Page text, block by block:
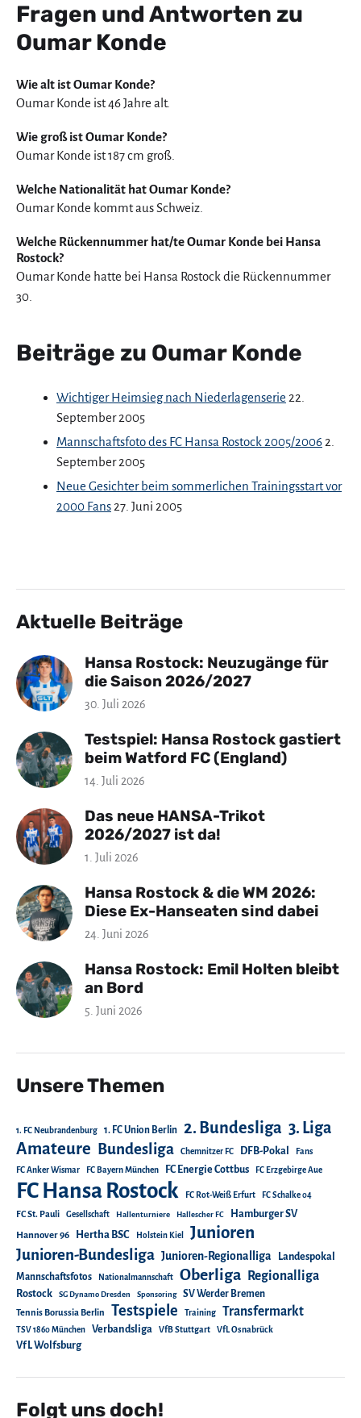
Fragen und Antworten zu
Oumar Konde
Wie alt ist Oumar Konde?
Oumar Konde ist 46 Jahre alt.
Wie groß ist Oumar Konde?
Oumar Konde ist 187 cm groß.
Welche Nationalität hat Oumar Konde?
Oumar Konde kommt aus Schweiz.
Welche Rückennummer hat/te Oumar Konde bei Hansa
Rostock?
Oumar Konde hatte bei Hansa Rostock die Rückennummer
30.
Beiträge zu Oumar Konde
Wichtiger Heimsieg nach Niederlagenserie 22.
September 2005
Mannschaftsfoto des FC Hansa Rostock 2005/2006 2.
September 2005
Neue Gesichter beim sommerlichen Trainingsstart vor
2000 Fans 27. Juni 2005
Aktuelle Beiträge
Hansa Rostock: Neuzugänge für
die Saison 2026/2027
30. Juli 2026
Testspiel: Hansa Rostock gastiert
beim Watford FC (England)
14. Juli 2026
Das neue HANSA-Trikot
2026/2027 ist da!
1. Juli 2026
Hansa Rostock & die WM 2026:
Diese Ex-Hanseaten sind dabei
24. Juni 2026
Hansa Rostock: Emil Holten bleibt
an Bord
5. Juni 2026
Unsere Themen
1. FC Neubrandenburg 1. FC Union Berlin 2. Bundesliga 3. Liga
Amateure Bundesliga Chemnitzer FC DFB-Pokal Fans
FC Anker Wismar FC Bayern München FC Energie Cottbus FC Erzgebirge Aue
FC Hansa Rostock FC Rot-Weiß Erfurt FC Schalke 04
FC St. Pauli Gesellschaft Hallenturniere Hallescher FC Hamburger SV
Hannover 96 Hertha BSC Holstein Kiel Junioren
Junioren-Bundesliga Junioren-Regionalliga
Landespokal
Mannschaftsfotos
Nationalmannschaft Oberliga Regionalliga
Rostock SG Dynamo Dresden Sponsoring SV Werder Bremen
Tennis Borussia Berlin Testspiele Training Transfermarkt
TSV 1860 München Verbandsliga VfB Stuttgart VfL Osnabrück
VfL Wolfsburg
Folgt uns doch!